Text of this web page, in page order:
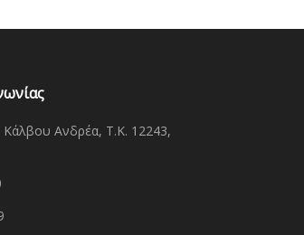
Κάλβου Ανδρέα, Τ.Κ. 12243,